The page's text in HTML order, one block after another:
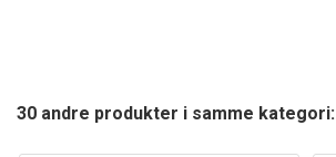
30 andre produkter i samme kategori: